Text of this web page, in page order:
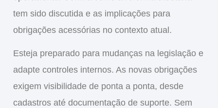
tem sido discutida e as implicações para
obrigações acessórias no contexto atual.
Esteja preparado para mudanças na legislação e
adapte controles internos. As novas obrigações
exigem visibilidade de ponta a ponta, desde
cadastros até documentação de suporte. Sem